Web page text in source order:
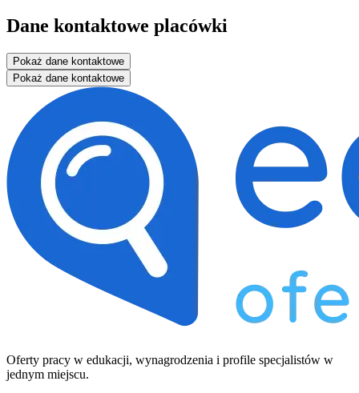
Dane kontaktowe placówki
Pokaż dane kontaktowe
Pokaż dane kontaktowe
Oferty pracy w edukacji, wynagrodzenia i profile specjalistów w
jednym miejscu.